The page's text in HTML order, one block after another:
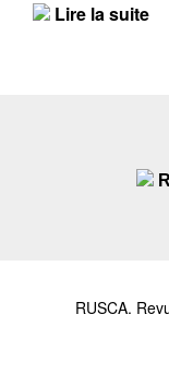
Lire la suite
RUSCA.